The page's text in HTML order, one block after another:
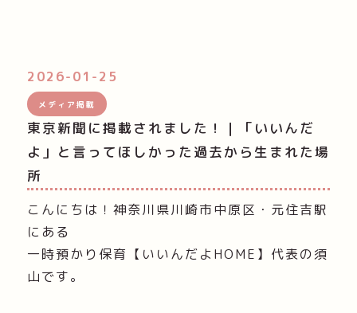
2026-01-25
東京新聞に掲載されました！｜「いいんだ
よ」と言ってほしかった過去から生まれた場
所
メディア掲載
こんにちは！神奈川県川崎市中原区・元住吉駅
にある
一時預かり保育【いいんだよHOME】代表の須
山です。